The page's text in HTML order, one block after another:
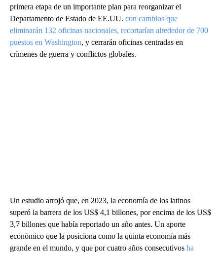
primera etapa de un importante plan para reorganizar el
Departamento de Estado de EE.UU. con cambios que
eliminarán 132 oficinas nacionales, recortarían alrededor de 700
puestos en Washington, y cerrarán oficinas centradas en
crímenes de guerra y conflictos globales.
Un estudio arrojó que, en 2023, la economía de los latinos
superó la barrera de los US$ 4,1 billones, por encima de los US$
3,7 billones que había reportado un año antes. Un aporte
económico que la posiciona como la quinta economía más
grande en el mundo, y que por cuatro años consecutivos ha